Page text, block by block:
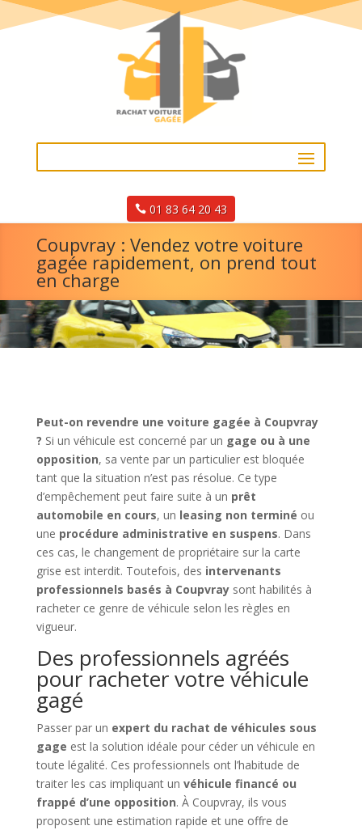
01 83 64 20 43
Coupvray : Vendez votre voiture
gagée rapidement, on prend tout
en charge
Peut-on revendre une voiture gagée à Coupvray
? Si un véhicule est concerné par un gage ou à une
opposition, sa vente par un particulier est bloquée
tant que la situation n’est pas résolue. Ce type
d’empêchement peut faire suite à un prêt
automobile en cours, un leasing non terminé ou
une procédure administrative en suspens. Dans
ces cas, le changement de propriétaire sur la carte
grise est interdit. Toutefois, des intervenants
professionnels basés à Coupvraysont habilités à
racheter ce genre de véhicule selon les règles en
vigueur.
Des professionnels agréés
pour racheter votre véhicule
gagé
Passer par un expert du rachat de véhicules sous
gage est la solution idéale pour céder un véhicule en
toute légalité. Ces professionnels ont l’habitude de
traiter les cas impliquant un véhicule financé ou
frappé d’une opposition. À Coupvray, ils vous
proposent une estimation rapide et une offre de